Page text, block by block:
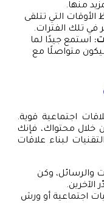
منها.
الأوقات التي تتلقى
في تلك الفترات.
استمع جيدًا لما
متواصلًا مع
اجتماعية قوية.
محتواك، فإنك
لبناء علاقات
والرسائل، وكن
الآخرين.
اجتماعية أو ورش